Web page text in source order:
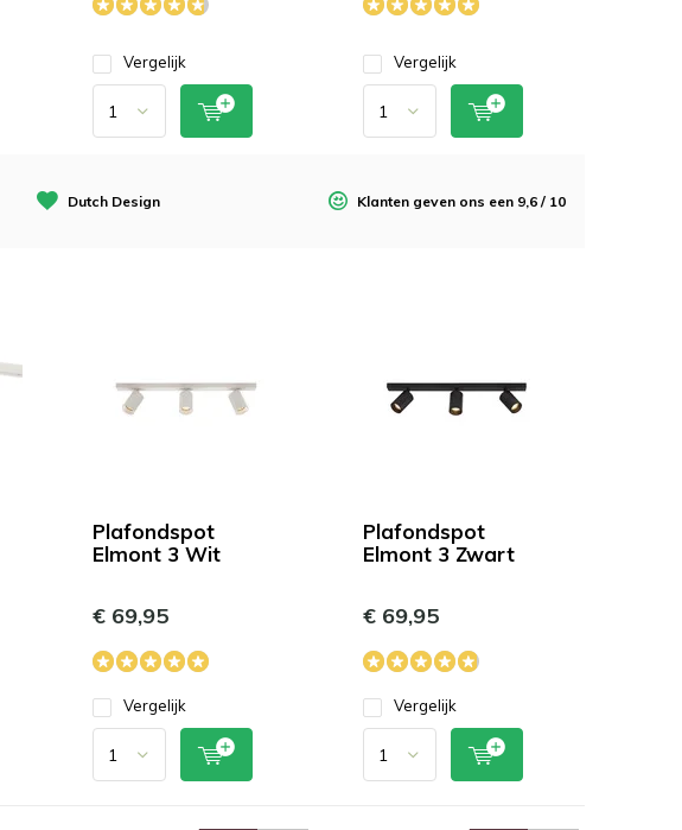
Vergelijk Vergelijk
Dutch Design Klanten geven ons een 9,6 / 10
Plafondspot
Elmont 3 Wit
€ 69,95
Vergelijk
Plafondspot
Elmont 3 Zwart
€ 69,95
Vergelijk